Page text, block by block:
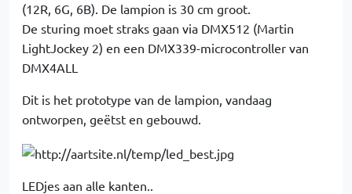
(12R, 6G, 6B). De lampion is 30 cm groot.
De sturing moet straks gaan via DMX512 (Martin
LightJockey 2) en een DMX339-microcontroller van
DMX4ALL
Dit is het prototype van de lampion, vandaag
ontworpen, geëtst en gebouwd.
LEDjes aan alle kanten..